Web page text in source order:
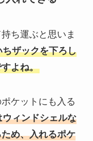
ち運ぶと思いま
ザックを下ろし
よね。
ケットにも入る
ィンドシェルな
め、入れるポケ